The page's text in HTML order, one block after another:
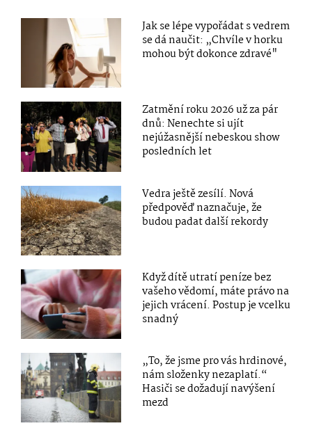
Jak se lépe vypořádat s vedrem
se dá naučit: „Chvíle v horku
mohou být dokonce zdravé"
Zatmění roku 2026 už za pár
dnů: Nenechte si ujít
nejúžasnější nebeskou show
posledních let
Vedra ještě zesílí. Nová
předpověď naznačuje, že
budou padat další rekordy
Když dítě utratí peníze bez
vašeho vědomí, máte právo na
jejich vrácení. Postup je vcelku
snadný
„To, že jsme pro vás hrdinové,
nám složenky nezaplatí.“
Hasiči se dožadují navýšení
mezd